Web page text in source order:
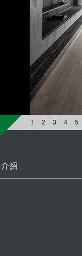
1 2 3 4 5